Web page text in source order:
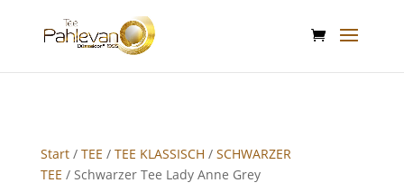
Start/ TEE / TEE KLASSISCH / SCHWARZER
TEE / Schwarzer Tee Lady Anne Grey